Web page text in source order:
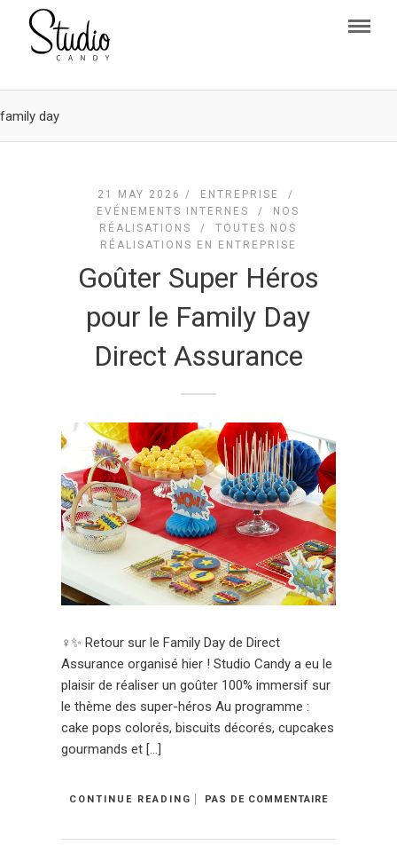
family day
21 MAY 2026 / ENTREPRISE
/
EVÉNEMENTS INTERNES
/
NOS
RÉALISATIONS
/TOUTES NOS
RÉALISATIONS EN ENTREPRISE
Goûter Super Héros
pour le Family Day
Direct Assurance
‍♀️✨ Retour sur le Family Day de Direct
Assurance organisé hier ! Studio Candy a eu le
plaisir de réaliser un goûter 100% immersif sur
le thème des super-héros Au programme :
cake pops colorés, biscuits décorés, cupcakes
gourmands et […]
CONTINUE READING PAS DE COMMENTAIRE